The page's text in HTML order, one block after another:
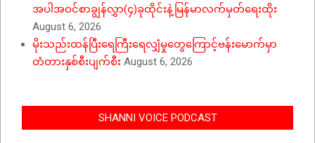
အပါအဝင်စာချွန်လွှာ(၄)ခုထိုင်းနဲ့မြန်မာလက်မှတ်ရေးထိုး
August 6, 2026
မိုးသည်းထန်ပြီးရေကြီးရေလျှံမှုတွေကြောင့်ဗန်းမောက်မှာ
တံတားနှစ်စီးပျက်စီး August 6, 2026
SHANNI VOICE PODCAST